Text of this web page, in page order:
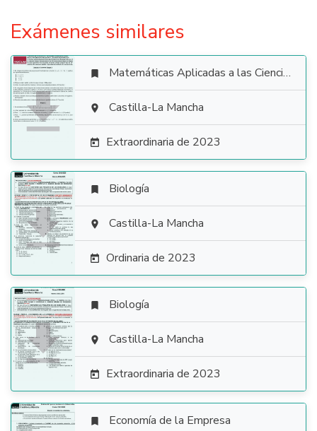
Exámenes similares

 Matemáticas Aplicadas a las Ciencias Sociales
 Castilla-La Mancha
 Extraordinaria de 2023

 Biología
 Castilla-La Mancha
 Ordinaria de 2023

 Biología
 Castilla-La Mancha
 Extraordinaria de 2023
 Economía de la Empresa